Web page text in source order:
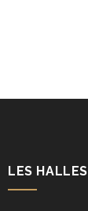
LES HALLES